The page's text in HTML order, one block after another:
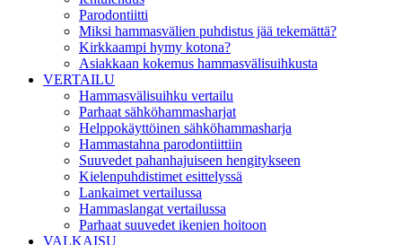
Parodontiitti
Miksi hammasvälien puhdistus jää tekemättä?
Kirkkaampi hymy kotona?
Asiakkaan kokemus hammasvälisuihkusta
VERTAILU
Hammasvälisuihku vertailu
Parhaat sähköhammasharjat
Helppokäyttöinen sähköhammasharja
Hammastahna parodontiittiin
Suuvedet pahanhajuiseen hengitykseen
Kielenpuhdistimet esittelyssä
Lankaimet vertailussa
Hammaslangat vertailussa
Parhaat suuvedet ikenien hoitoon
VALKAISU